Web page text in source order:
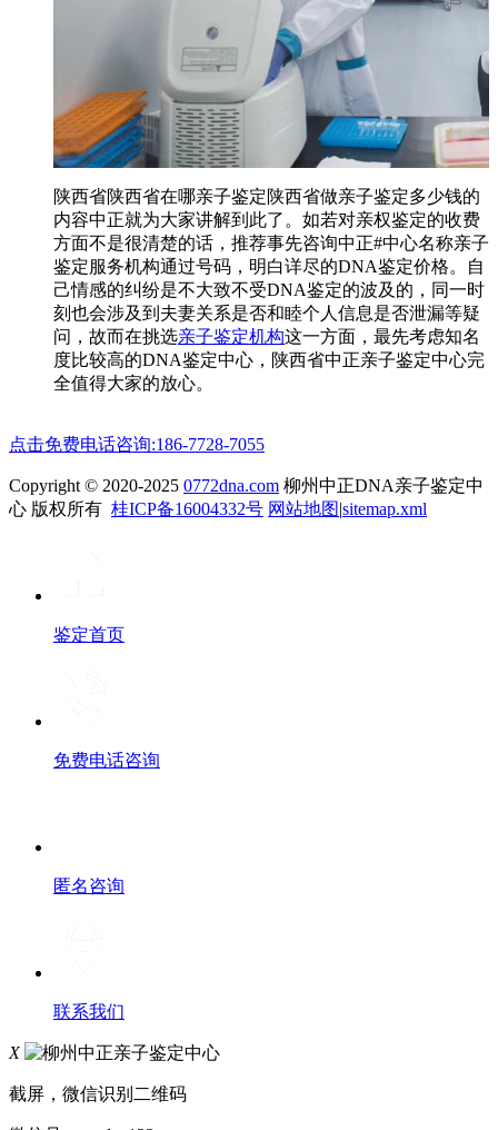
陕西省陕西省在哪亲子鉴定陕西省做亲子鉴定多少钱的
内容中正就为大家讲解到此了。如若对亲权鉴定的收费
方面不是很清楚的话，推荐事先咨询中正#中心名称亲子
鉴定服务机构通过号码，明白详尽的DNA鉴定价格。自
己情感的纠纷是不大致不受DNA鉴定的波及的，同一时
刻也会涉及到夫妻关系是否和睦个人信息是否泄漏等疑
问，故而在挑选亲子鉴定机构这一方面，最先考虑知名
度比较高的DNA鉴定中心，陕西省中正亲子鉴定中心完
全值得大家的放心。
点击免费电话咨询:186-7728-7055
Copyright © 2020-2025 0772dna.com 柳州中正DNA亲子鉴定中
心 版权所有 桂ICP备16004332号 网站地图|sitemap.xml
鉴定首页
免费电话咨询
匿名咨询
联系我们
X
截屏，微信识别二维码